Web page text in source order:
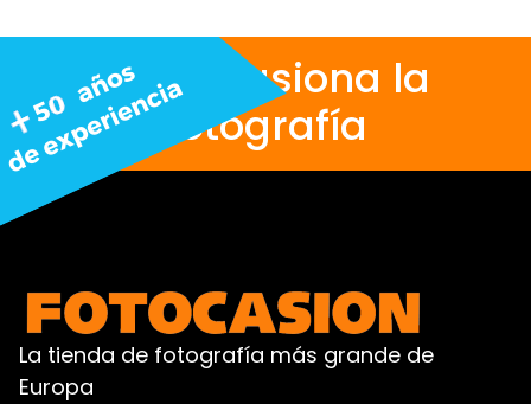
Nos apasiona la
fotografía
La tienda de fotografía más grande de
Europa